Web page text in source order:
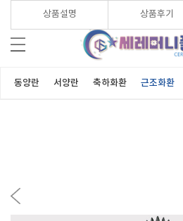
가입시 적립금 3,000
동양란 서양란 축하화환 근조화환
상품설명 상품후기